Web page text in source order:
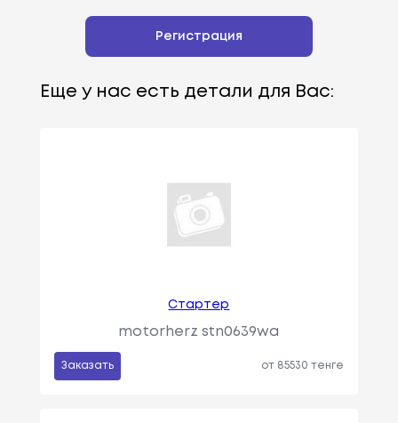
Регистрация
Еще у нас есть детали для Вас:
Стартер
motorherz stn0639wa
Заказать от 85530 тенге